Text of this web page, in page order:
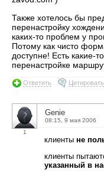
Также хотелось бы
перенастройку
каких-то проблем у
Потому как чисто
доступне! Есть какие-
перенастройке
Ответить Цитировать
1
Genie
08:15, 9 мая 2006
клиенты не
клиенты
указанный в